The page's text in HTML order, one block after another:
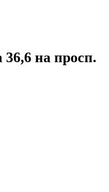
на просп.